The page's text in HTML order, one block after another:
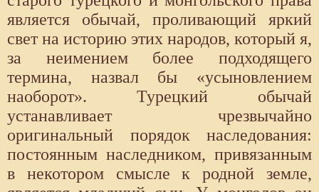
является обычай, проливающий яркий
свет на историю этих народов, который я,
за неимением более подходящего
термина, назвал бы «усыновлением
наоборот». Турецкий обычай
устанавливает чрезвычайно
оригинальный порядок наследования:
постоянным наследником, привязанным
в некотором смысле к родной земле,